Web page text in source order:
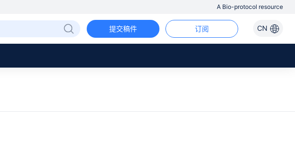
A Bio-protocol resource
CN
订阅
提交稿件